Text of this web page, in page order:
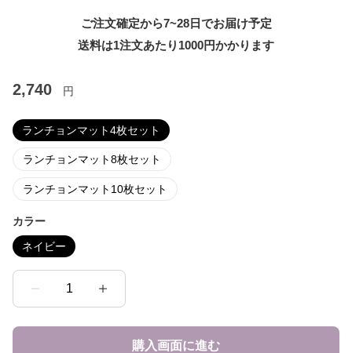
ご注文確定から7~28日でお届け予定
送料は1注文あたり 1000円かかります
2,740 円
ランチョンマット4枚セット
ランチョンマット8枚セット
ランチョンマット10枚セット
カラー
ネイビー
1
購入画面に進む